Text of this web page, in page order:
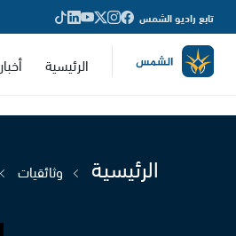
تابع راديو الشمس
الرئيسية أخبار
الرئيسية وثائقيات